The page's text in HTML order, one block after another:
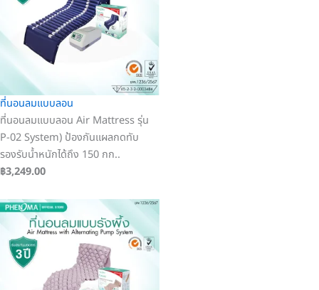
ที่นอนลมแบบลอน
ที่นอนลมแบบลอน Air Mattress รุ่น
P-02 System) ป้องกันแผลกดทับ
รองรับน้ำหนักได้ถึง 150 กก..
฿3,249.00